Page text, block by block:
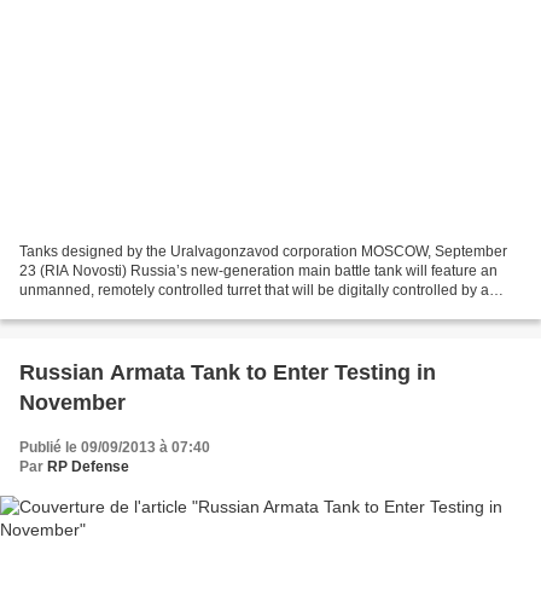
Tanks designed by the Uralvagonzavod corporation MOSCOW, September
23 (RIA Novosti) Russia’s new-generation main battle tank will feature an
unmanned, remotely controlled turret that will be digitally controlled by a
Russian Armata Tank to Enter Testing in
November
Publié le 09/09/2013 à 07:40
Par RP Defense